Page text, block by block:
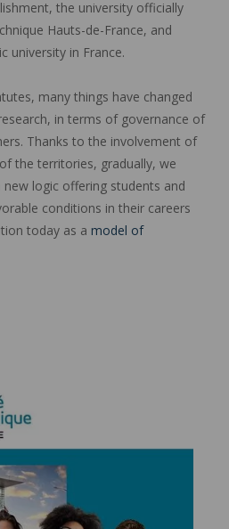
the university officially
Hauts-de-France, and
university in France.
many things have changed
in terms of governance of
Thanks to the involvement of
the territories, gradually, we
logic offering students and
conditions in their careers
today as a model of